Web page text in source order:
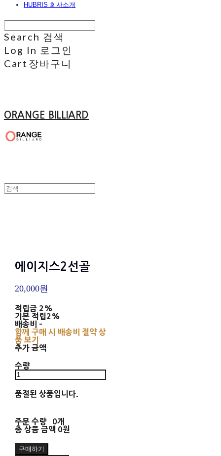
HUBRIS 회사소개
Search 검색
Log In 로그인
Cart 장바구니
ORANGE BILLIARD
에이지스2선골
20,000원
적립금 2%
기본 적립2%
배송비 -
함께 구매 시 배송비 절약 상
품 보기
추가 금액
수량
품절된 상품입니다.
주문 수량
0개
총 상품 금액 0원
구매하기